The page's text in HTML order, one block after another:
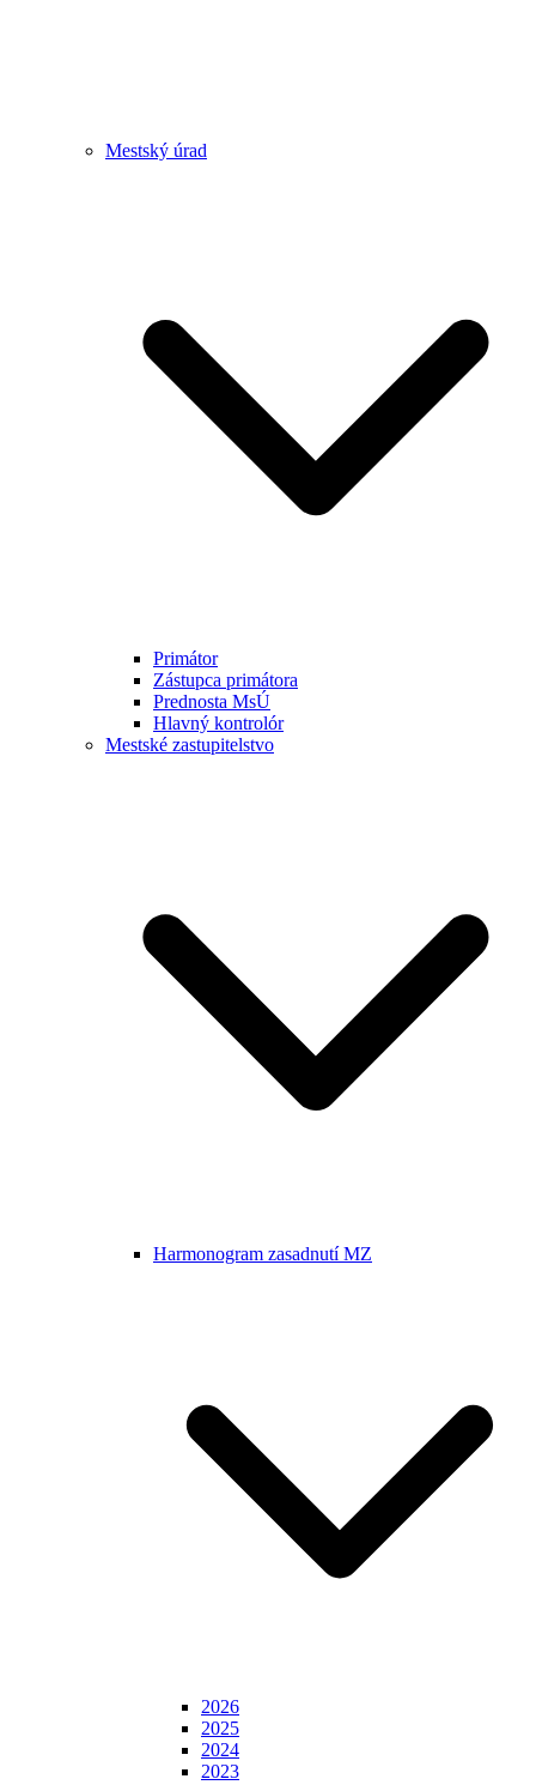
Mestský úrad
Primátor
Zástupca primátora
Prednosta MsÚ
Hlavný kontrolór
Mestské zastupitelstvo
Harmonogram zasadnutí MZ
2026
2025
2024
2023